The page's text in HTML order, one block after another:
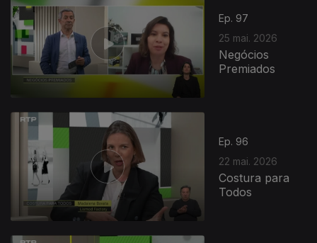
Ep. 97
25 mai. 2026
Negócios
Premiados
Ep. 96
22 mai. 2026
Costura para
Todos